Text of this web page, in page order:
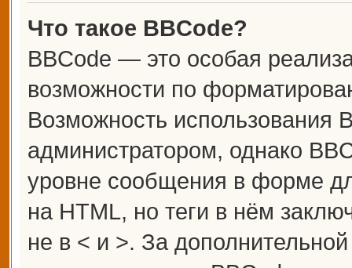
Что такое BBCode?
BBCode — это особая
возможности по
Возможность использования
администратором, однако
уровне сообщения в форме
на HTML, но теги в нём
не в < и >. За